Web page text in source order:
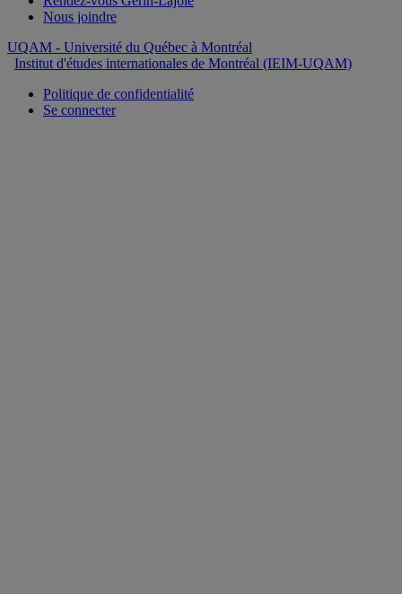
Nous joindre
UQAM - Université du Québec à Montréal
Institut d'études internationales de Montréal (IEIM-UQAM)
Politique de confidentialité
Se connecter